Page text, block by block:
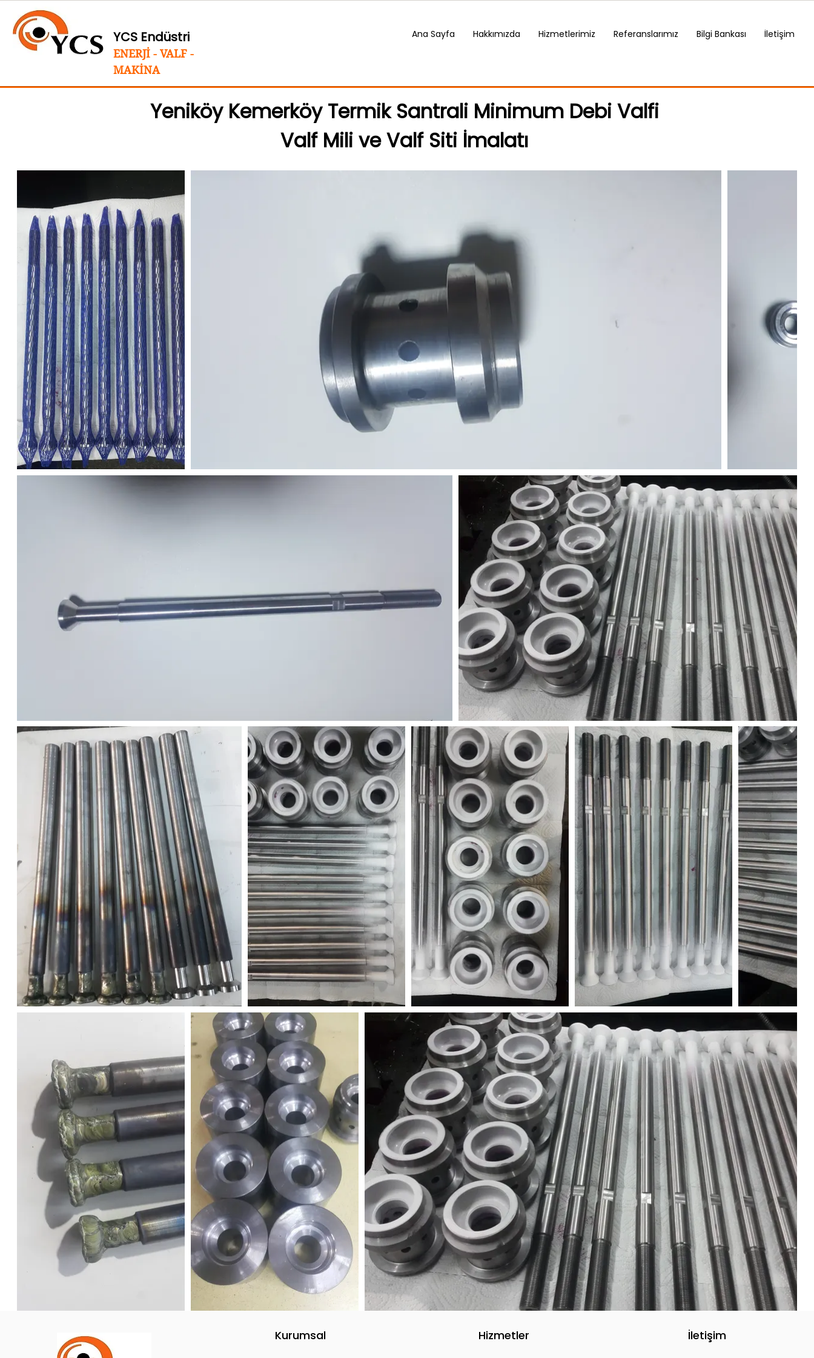
YCS Endüstri
ENERJİ - VALF -
MAKİNA
Ana Sayfa Hakkımızda Hizmetlerimiz Referanslarımız Bilgi Bankası İletişim
Yeniköy Kemerköy Termik Santrali Minimum Debi Valfi
Valf Mili ve Valf Siti İmalatı
Kurumsal Hizmetler İletişim